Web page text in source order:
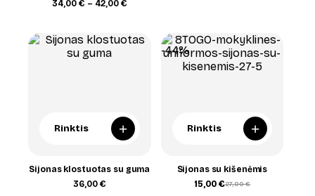
34,00 € – 42,00 €Price
through
42,00 €
Rinktis +
Sijonas klostuotas su guma
36,00 €
-44%
Rinktis +
Sijonas su kišenėmis
27,00€
Original
15,00 €Current